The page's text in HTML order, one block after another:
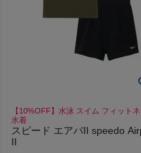
【10%OFF】水泳 スイム フィットネ
水着
スピード エアパII speedo
II